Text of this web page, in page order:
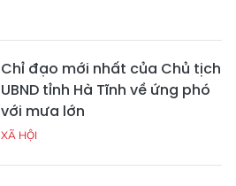
Chỉ đạo mới nhất của Chủ tịch
UBND tỉnh Hà Tĩnh về ứng phó
với mưa lớn
XÃ HỘI